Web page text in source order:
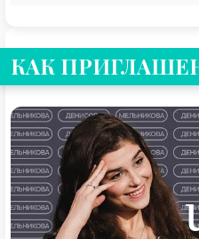
КАК